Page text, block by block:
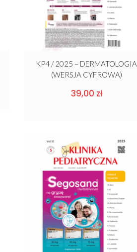
KP4 / 2025 – DERMATOLOGIA
(WERSJA CYFROWA)
39,00 zł